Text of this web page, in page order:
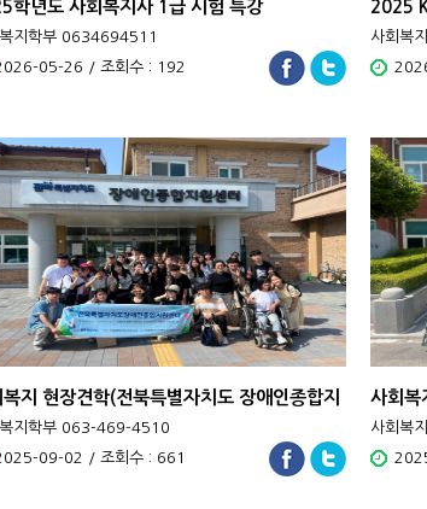
학년도 사회복지사 1급 시험 특강
지학부 0634694511
05-26 / 조회수 : 192
2025
보 프
사회복
지 현장견학(전북특별자치도 장애인종합지
터)지학부 063-469-4510
09-02 / 조회수 : 661
사회복
관)
사회복